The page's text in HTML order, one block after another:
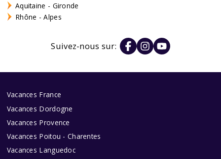
Aquitaine - Gironde
Rhône - Alpes
Suivez-nous sur:
Vacances France
Vacances Dordogne
Vacances Provence
Vacances Poitou - Charentes
Vacances Languedoc